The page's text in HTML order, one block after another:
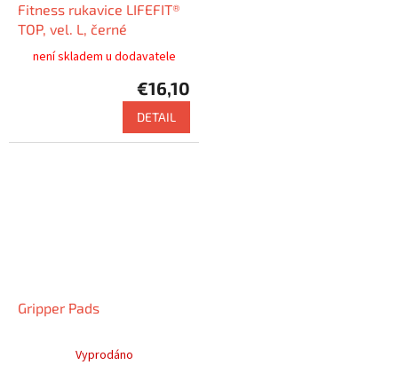
Fitness rukavice LIFEFIT®
TOP, vel. L, černé
není skladem u dodavatele
€16,10
DETAIL
Gripper Pads
Vyprodáno